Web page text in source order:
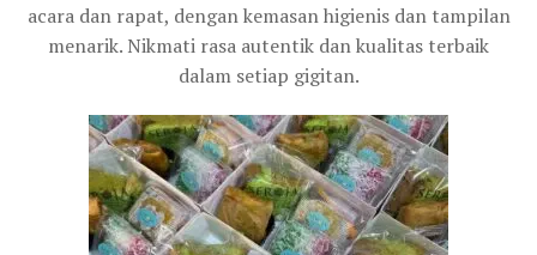
acara dan rapat, dengan kemasan higienis dan tampilan
menarik. Nikmati rasa autentik dan kualitas terbaik
dalam setiap gigitan.